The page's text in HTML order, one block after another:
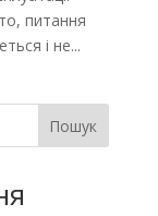
питання
і не...
Пошук